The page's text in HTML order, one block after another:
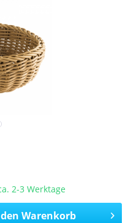
2-3 Werktage
Warenkorb